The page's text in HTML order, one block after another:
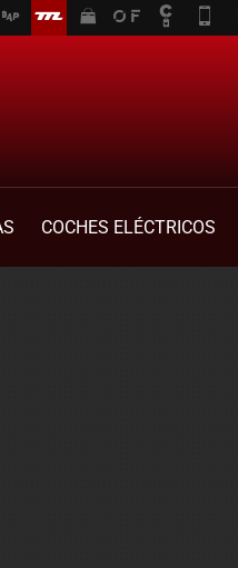
COCHES ELÉCTRICOS